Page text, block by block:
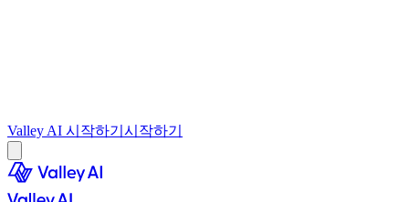
Valley AI 시작하기 시작하기